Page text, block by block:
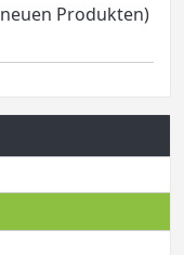
neuen Produkten)